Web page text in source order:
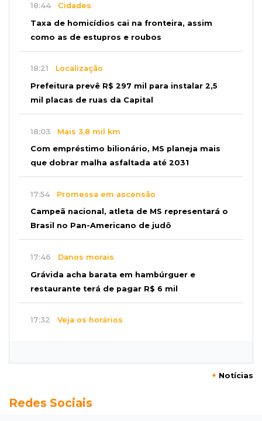
18:44 Cidades
Taxa de homicídios cai na fronteira, assim
como as de estupros e roubos
18:21 Localização
Prefeitura prevê R$ 297 mil para instalar 2,5
mil placas de ruas da Capital
18:03 Mais 3,8 mil km
Com empréstimo bilionário, MS planeja mais
que dobrar malha asfaltada até 2031
17:54 Promessa em ascensão
Campeã nacional, atleta de MS representará o
Brasil no Pan-Americano de judô
17:46 Danos morais
Grávida acha barata em hambúrguer e
restaurante terá de pagar R$ 6 mil
17:32 Veja os horários
Nova lei pune deepfakes sexuais com crianças
+ Notícias
Redes Sociais